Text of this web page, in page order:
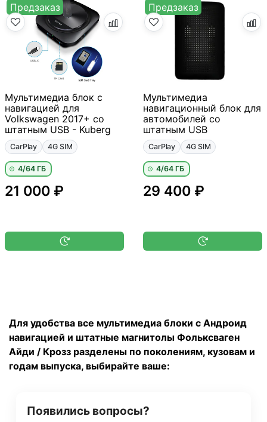
Предзаказ
Мультимедиа блок с
навигацией для
Volkswagen 2017+ со
штатным USB - Kuberg
CarPlay 4G SIM
4/64 ГБ
21 000 ₽
Предзаказ
Мультимедиа
навигационный блок для
автомобилей со
штатным USB
CarPlay 4G SIM
4/64 ГБ
29 400 ₽
Для удобства все мультимедиа блоки с Андроид
навигацией и штатные магнитолы Фольксваген
Айди / Крозз разделены по поколениям, кузовам и
годам выпуска, выбирайте ваше:
Появились вопросы?